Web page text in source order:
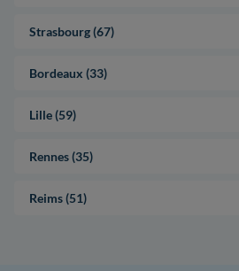
Strasbourg (67)
Bordeaux (33)
Lille (59)
Rennes (35)
Reims (51)